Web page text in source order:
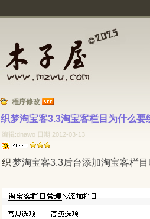
程序修改
织梦淘宝客3.3淘宝客栏目为什么要
编辑:dnawo 日期:2012-03-13
织梦淘宝客3.3后台添加淘宝客栏